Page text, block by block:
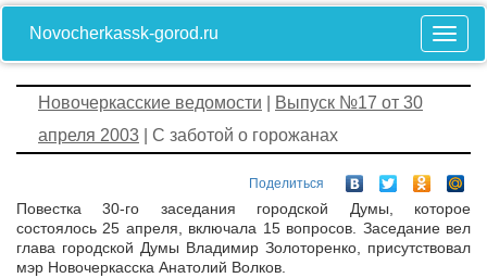
Novocherkassk-gorod.ru
Новочеркасские ведомости
Выпуск №17 от 30
апреля 2003 | С заботой о горожанах
Поделиться
Повестка 30-го заседания городской Думы, которое
состоялось 25 апреля, включала 15 вопросов. Заседание вел
глава городской Думы Владимир Золоторенко, присутствовал
мэр Новочеркасска Анатолий Волков.